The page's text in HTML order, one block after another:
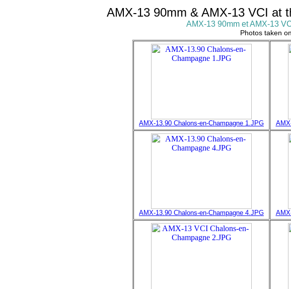
AMX-13 90mm & AMX-13 VCI at
AMX-13 90mm et AMX-13
Photos taken
AMX-13.90 Chalons-en-Champagne 1.JPG
AMX-13.90 Chalons-en-Champagne 4.JPG